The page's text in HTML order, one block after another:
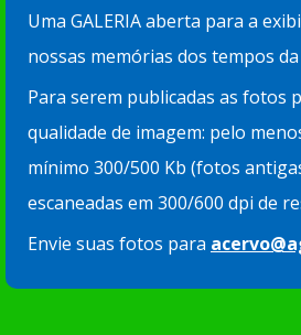
Uma GALERIA aberta para a
nossas memórias dos tempos da
Para serem publicadas as fotos
qualidade de imagem: pelo
mínimo 300/500 Kb (fotos
escaneadas em 300/600 dpi de
Envie suas fotos para